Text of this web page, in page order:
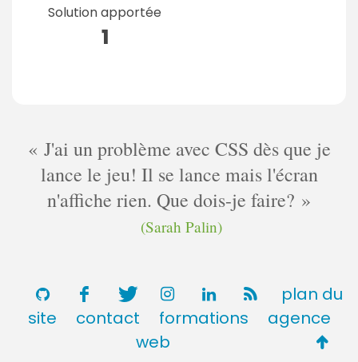
Solution apportée
1
J'ai un problème avec CSS dès que je
lance le jeu! Il se lance mais l'écran
n'affiche rien. Que dois-je faire?
(Sarah Palin)
plan du
site
contact formations
agence
web